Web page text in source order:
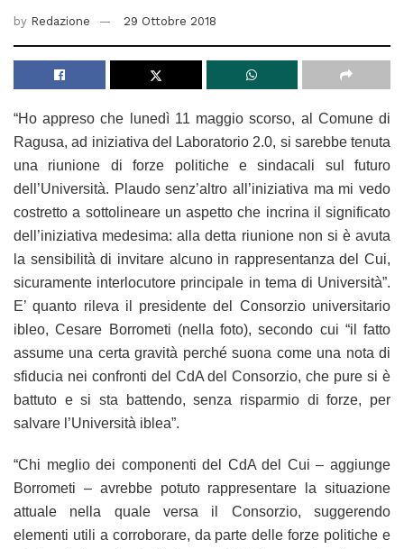
by Redazione 29 Ottobre 2018
“Ho appreso che lunedì 11 maggio scorso, al Comune di
Ragusa, ad iniziativa del Laboratorio 2.0, si sarebbe tenuta
una riunione di forze politiche e sindacali sul futuro
dell’Università. Plaudo senz’altro all’iniziativa ma mi vedo
costretto a sottolineare un aspetto che incrina il significato
dell’iniziativa medesima: alla detta riunione non si è avuta
la sensibilità di invitare alcuno in rappresentanza del Cui,
sicuramente interlocutore principale in tema di Università”.
E’ quanto rileva il presidente del Consorzio universitario
ibleo, Cesare Borrometi (nella foto), secondo cui “il fatto
assume una certa gravità perché suona come una nota di
sfiducia nei confronti del CdA del Consorzio, che pure si è
battuto e si sta battendo, senza risparmio di forze, per
salvare l’Università iblea”.
“Chi meglio dei componenti del CdA del Cui – aggiunge
Borrometi – avrebbe potuto rappresentare la situazione
attuale nella quale versa il Consorzio, suggerendo
elementi utili a corroborare, da parte delle forze politiche e